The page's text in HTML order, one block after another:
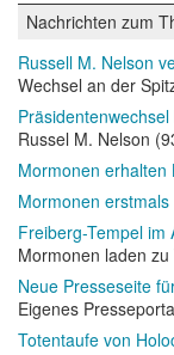
Nachrichten zum
Russell M. Nelson
Wechsel an der
Russel M. Nelson
Mormonen erhalten
Mormonen
Freiberg-Tempel im
Mormonen laden
Neue Presseseite
Eigenes
Totentaufe von